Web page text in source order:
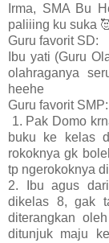
Irma, SMA Bu
paliiing ku suka
Guru favorit SD:
Ibu yati (Guru
olahraganya
heehe
Guru favorit SMP:
1. Pak Domo
buku ke kelas
rokoknya gk
tp ngerokoknya
2. Ibu agus
dikelas 8, gak
diterangkan
ditunjuk maju